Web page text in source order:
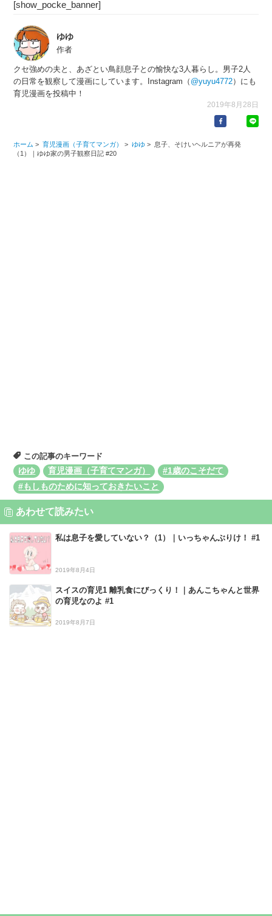
[show_pocke_banner]
ゆゆ
作者
クセ強めの夫と、あざとい鳥顔息子との愉快な3人暮らし。男子2人
の日常を観察して漫画にしています。Instagram（ @yuyu4772）にも
育児漫画を投稿中！
2019年8月28日
ホーム > 育児漫画（子育てマンガ） > ゆゆ > 息子、そけいヘルニアが再発
（1）｜ゆゆ家の男子観察日記 #20
この記事のキーワード
ゆゆ
育児漫画（子育てマンガ）
#1歳のこそだて
#もしものために知っておきたいこと
あわせて読みたい
私は息子を愛していない？（1）｜いっちゃんぶりけ！ #1
2019年8月4日
スイスの育児1 離乳食にびっくり！｜あんこちゃんと世界
の育児なのよ #1
2019年8月7日